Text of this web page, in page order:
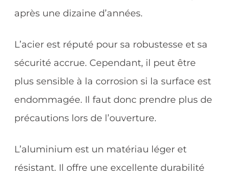
après une dizaine d’années.
L’acier est réputé pour sa robustesse et sa
sécurité accrue. Cependant, il peut être
plus sensible à la corrosion si la surface est
endommagée. Il faut donc prendre plus de
précautions lors de l’ouverture.
L’aluminium est un matériau léger et
résistant. Il offre une excellente durabilité